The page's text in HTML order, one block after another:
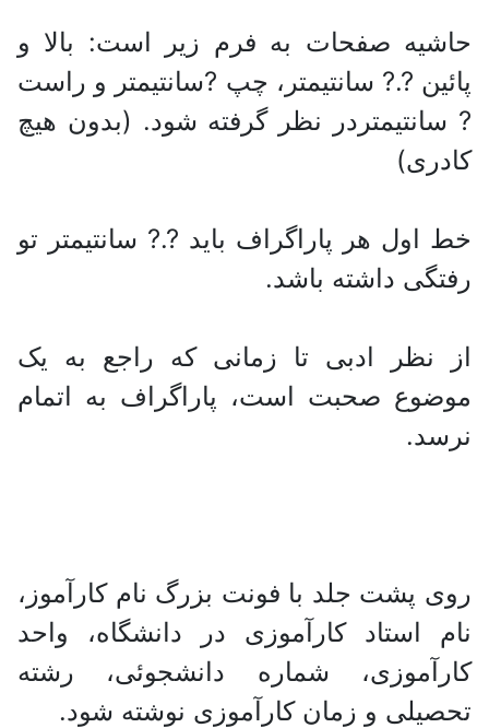
حاشیه صفحات به فرم زیر است: بالا و
پائین ?.? سانتیمتر، چپ ?سانتیمتر و راست
? سانتیمتردر نظر گرفته شود. (بدون هیچ
کادری)
خط اول هر پاراگراف باید ?.? سانتیمتر تو
رفتگی داشته باشد.
از نظر ادبی‌ تا زمانی که راجع به یک
موضوع صحبت است، پاراگراف به اتمام
نرسد.
روی پشت جلد با فونت بزرگ نام کارآموز،
نام استاد کارآموزی در دانشگاه، واحد
کارآموزی، شماره دانشجوئی، رشته
تحصیلی و زمان کارآموزی نوشته شود.